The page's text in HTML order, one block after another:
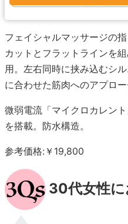
フェイシャルマッサージの
カットとフラットラインを
用。左右同時に挟み込むシ
に合わせた筋肉へのアプロー
微弱電流「マイクロカレン
を搭載。防水構造。
参考価格:￥19,800
30代女性